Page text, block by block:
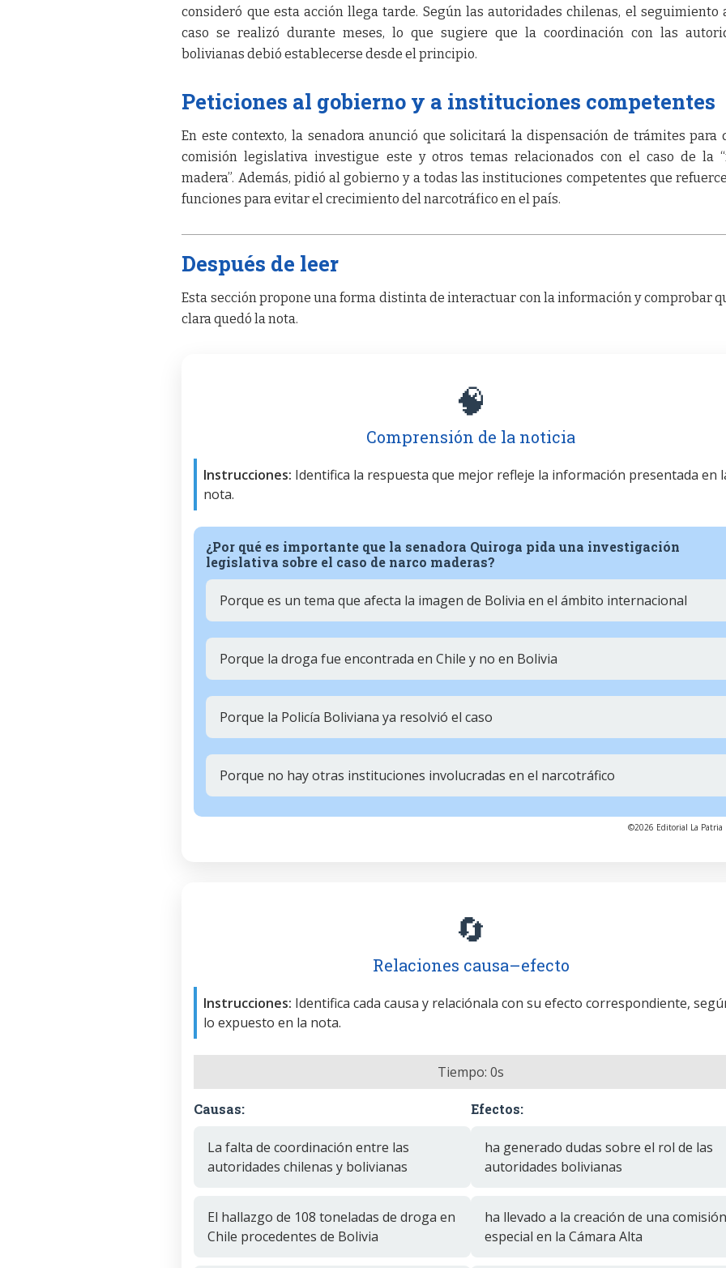
consideró que esta acción llega tarde. Según las autoridades chilenas, el seguimiento
caso se realizó durante meses, lo que sugiere que la coordinación con las
bolivianas debió establecerse desde el principio.
Peticiones al gobierno y a instituciones competentes
En este contexto, la senadora anunció que solicitará la dispensación de trámites para
comisión legislativa investigue este y otros temas relacionados con el caso de la
madera”. Además, pidió al gobierno y a todas las instituciones competentes que
funciones para evitar el crecimiento del narcotráfico en el país.
Después de leer
Esta sección propone una forma distinta de interactuar con la información y comprobar
clara quedó la nota.
🧠
Comprensión de la noticia
Instrucciones: Identifica la respuesta que mejor refleje la información presentada en
nota.
¿Por qué es importante que la senadora Quiroga pida una investigación
legislativa sobre el caso de narco maderas?
Porque es un tema que afecta la imagen de Bolivia en el ámbito internacional
Porque la droga fue encontrada en Chile y no en Bolivia
Porque la Policía Boliviana ya resolvió el caso
Porque no hay otras instituciones involucradas en el narcotráfico
©2026 Editorial La Patria
🔄
Relaciones causa–efecto
Instrucciones: Identifica cada causa y relaciónala con su efecto correspondiente,
lo expuesto en la nota.
Tiempo:0s
Causas:
La falta de coordinación entre las
autoridades chilenas y bolivianas
El hallazgo de 108 toneladas de droga en
Chile procedentes de Bolivia
Efectos:
ha generado dudas sobre el rol de las
autoridades bolivianas
ha llevado a la creación de una
especial en la Cámara Alta